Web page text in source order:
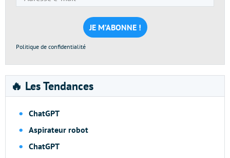
e-
mail
*
Politique de confidentialité
🔥 Les Tendances
ChatGPT
Aspirateur robot
ChatGPT